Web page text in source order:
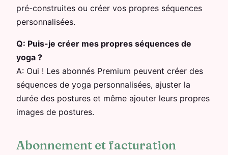
pré-construites ou créer vos propres séquences
personnalisées.
Q: Puis-je créer mes propres séquences de
yoga ?
A: Oui ! Les abonnés Premium peuvent créer des
séquences de yoga personnalisées, ajuster la
durée des postures et même ajouter leurs propres
images de postures.
Abonnement et facturation